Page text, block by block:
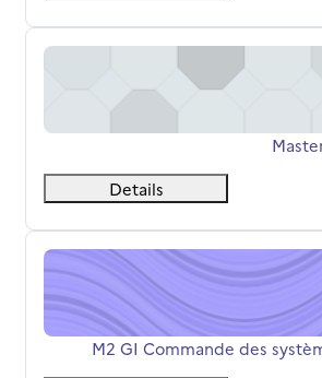
Details
M2 GI Commande des
M2 GI Commande des